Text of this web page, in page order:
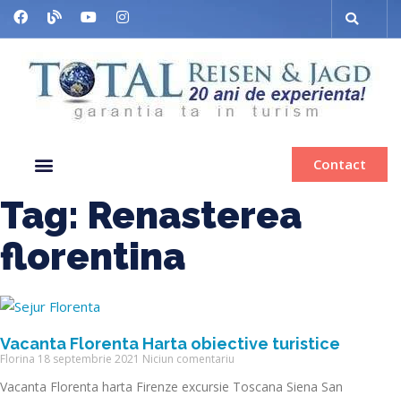
Contact
Tag: Renasterea
florentina
Vacanta Florenta Harta obiective turistice
Florina 18 septembrie 2021 Niciun comentariu
Vacanta Florenta harta Firenze excursie Toscana Siena San